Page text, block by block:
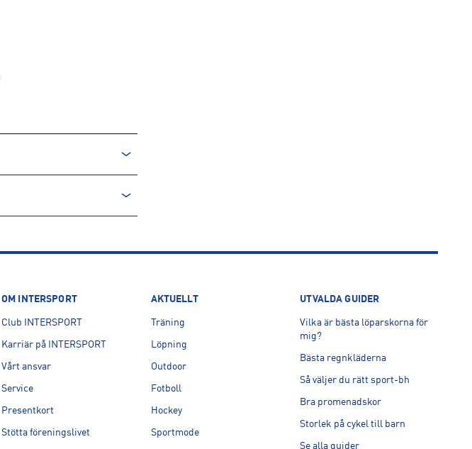
OM INTERSPORT
Club INTERSPORT
Karriär på INTERSPORT
Vårt ansvar
Service
Presentkort
Stötta föreningslivet
AKTUELLT
Träning
Löpning
Outdoor
Fotboll
Hockey
Sportmode
UTVALDA GUIDER
Vilka är bästa löparskorna för
mig?
Bästa regnkläderna
Så väljer du rätt sport-bh
Bra promenadskor
Storlek på cykel till barn
Se alla guider